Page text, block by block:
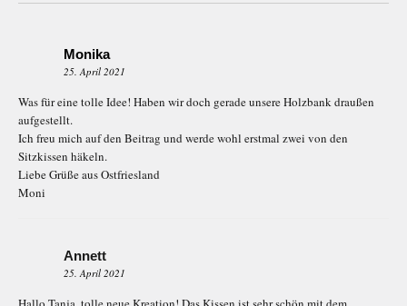
Monika
25. April 2021
Was für eine tolle Idee! Haben wir doch gerade unsere Holzbank draußen
aufgestellt.
Ich freu mich auf den Beitrag und werde wohl erstmal zwei von den
Sitzkissen häkeln.
Liebe Grüße aus Ostfriesland
Moni
Annett
25. April 2021